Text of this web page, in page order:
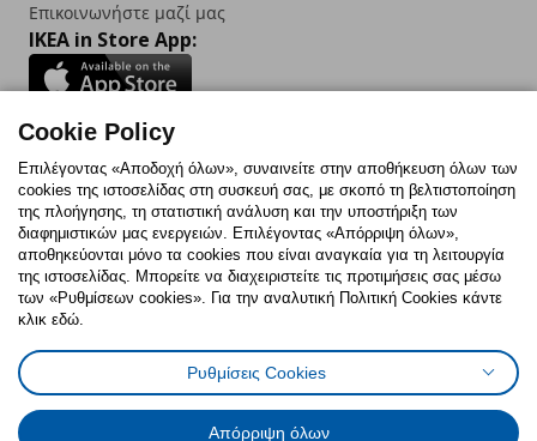
Επικοινωνήστε μαζί μας
IKEA in Store App:
Follow us:
FacebookInstagram
TikTokYoutubePinterestTwitter
Πολιτική CookiesΔήλωση ψηφιακής προσβασιμότητας
Ρυθμίσεις cookiesΌροι Χρήσης
Γενική Πολιτική Προσωπικών Δεδομένων
Πολιτική Προσωπικών Δεδομένων για ΙΚΕΑ.gr
Cookie Policy
Επιλέγοντας «Αποδοχή όλων», συναινείτε στην αποθήκευση όλων των
cookies της ιστοσελίδας στη συσκευή σας, με σκοπό τη βελτιστοποίηση
της πλοήγησης, τη στατιστική ανάλυση και την υποστήριξη των
διαφημιστικών μας ενεργειών. Επιλέγοντας «Απόρριψη όλων»,
αποθηκεύονται μόνο τα cookies που είναι αναγκαία για τη λειτουργία
της ιστοσελίδας. Μπορείτε να διαχειριστείτε τις προτιμήσεις σας μέσω
των «Ρυθμίσεων cookies». Για την αναλυτική Πολιτική Cookies κάντε
κλικ εδώ.
Ρυθμίσεις Cookies
Απόρριψη όλων